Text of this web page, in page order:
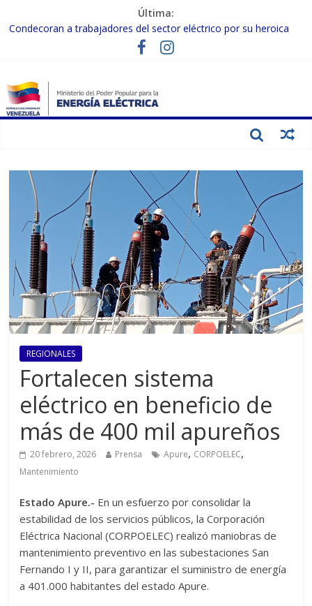
Última:
Condecoran a trabajadores del sector eléctrico por su heroica
labor tras el doble sismo del 24-J
Gobierno Nacional coordina acciones con el sector privado para
Inspeccionan trabajos de rehabilitación en instalaciones del SEN
en Carabobo
Gobierno Nacional activa plan preventivo para fortalecer el SEN
REGIONALES
‎Fortalecen sistema
eléctrico en beneficio de
más de 400 mil apureños
20 febrero, 2026 Prensa Apure, CORPOELEC,
Mantenimiento
‎‎‎Estado Apure.- En un esfuerzo por consolidar la
estabilidad de los servicios públicos, la Corporación
Eléctrica Nacional (CORPOELEC) realizó maniobras de
mantenimiento preventivo en las subestaciones San
Fernando I y II, para garantizar el suministro de energía
a 401.000 habitantes del estado Apure.